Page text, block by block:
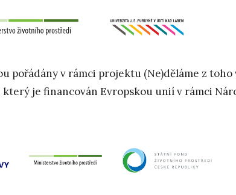
pořádány v rámci projektu (Ne)děláme z toho
je financován Evropskou unií v rámci